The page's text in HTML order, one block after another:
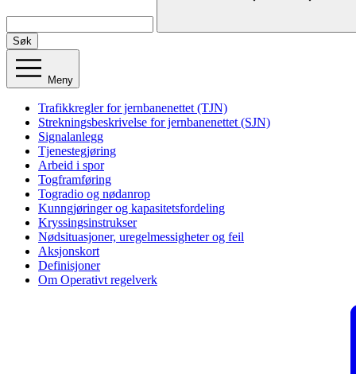
Søk
Meny
Trafikkregler for jernbanenettet (TJN)
Strekningsbeskrivelse for jernbanenettet (SJN)
Signalanlegg
Tjenestegjøring
Arbeid i spor
Togframføring
Togradio og nødanrop
Kunngjøringer og kapasitetsfordeling
Kryssingsinstrukser
Nødsituasjoner, uregelmessigheter og feil
Aksjonskort
Definisjoner
Om Operativt regelverk